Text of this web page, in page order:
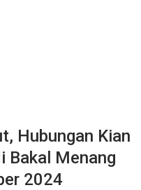
Hubungan Kian
Bakal Menang
2024